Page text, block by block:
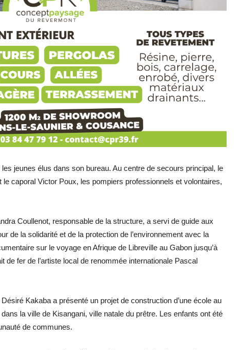
jeunes élus dans son bureau. Au centre de secours principal, le
le caporal Victor Poux, les pompiers professionnels et volontaires,
Coullenot, responsable de la structure, a servi de guide aux
de la solidarité et de la protection de l’environnement avec la
sur le voyage en Afrique de Libreville au Gabon jusqu’à
de fer de l’artiste local de renommée internationale Pascal
Kakaba a présenté un projet de construction d’une école au
la ville de Kisangani, ville natale du prêtre. Les enfants ont été
de communes.